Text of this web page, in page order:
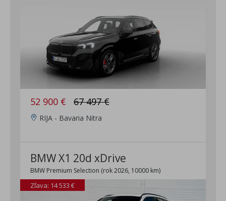
52 900 € 67 497 €
RIJA - Bavaria Nitra
BMW X1 20d xDrive
BMW Premium Selection (rok 2026, 10000 km)
Zľava: 14 533 €